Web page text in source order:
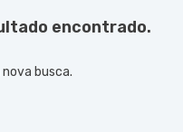
encontrado.
busca.